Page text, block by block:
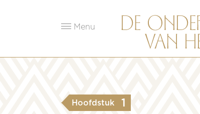
Menu
Hoofdstuk 1